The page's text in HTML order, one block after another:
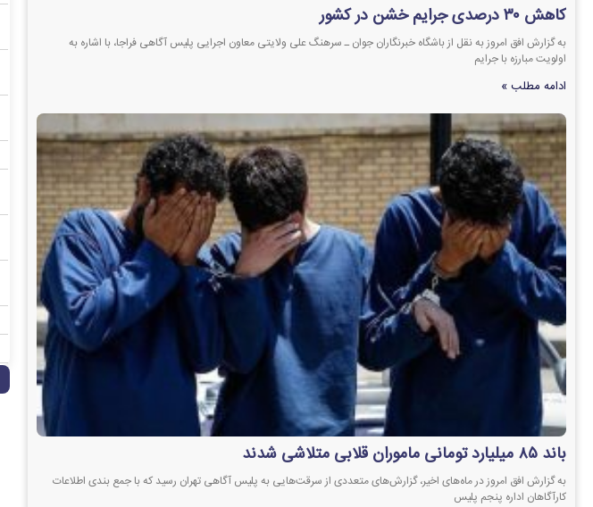
کاهش ۳۰ درصدی جرایم خشن در کشور
به گزارش افق امروز به نقل از باشگاه خبرنگاران جوان ـ سرهنگ علی ولایتی معاون اجرایی پلیس آگاهی فراجا، با اشاره به
اولویت مبارزه با جرایم
ادامه مطلب »
باند ۸۵ میلیارد تومانی ماموران قلابی متلاشی شدند
به گزارش افق امروز در ماه‌های اخیر، گزارش‌های متعددی از سرقت‌هایی به پلیس آگاهی تهران رسید که با جمع بندی اطلاعات
کارآگاهان اداره پنجم پلیس